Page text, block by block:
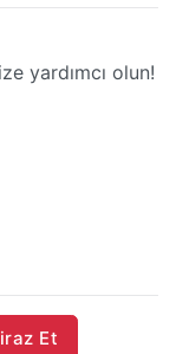
yardımcı olun!
Et